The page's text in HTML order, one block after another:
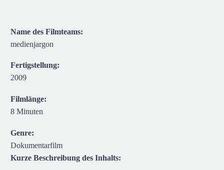
Name des Filmteams:
medienjargon
Fertigstellung:
2009
Filmlänge:
8 Minuten
Genre:
Dokumentarfilm
Kurze Beschreibung des Inhalts: